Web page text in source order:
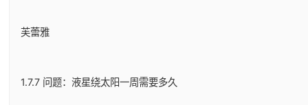
芙蕾雅
1.7.7 问题：液星绕太阳一周需要多久